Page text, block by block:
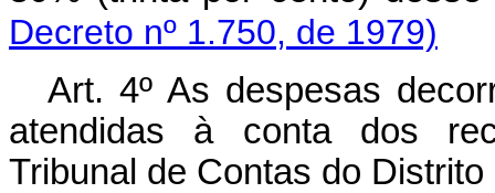
Decreto nº 1.750, de 1979)
Art. 4º As despesas
atendidas à conta dos
Tribunal de Contas do Distrito